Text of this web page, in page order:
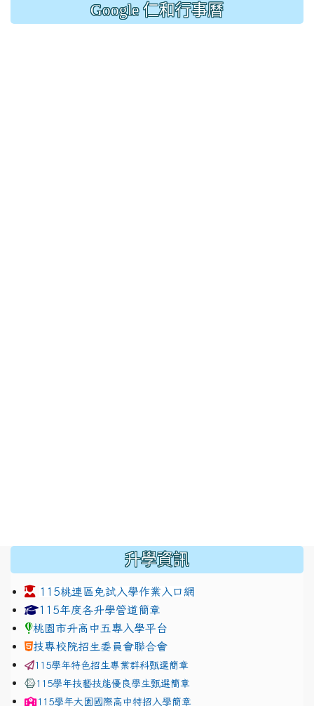
Google 仁和行事曆
升學資訊
115桃連區免試入學作業入口網
link to https://www.jhjhs.tyc.edu.tw/modules/
115年度各升學管道簡章
桃園市升高中五專入學平台
技專校院招生委員會聯合會
115學年特色招生專業群科甄選簡章
115學年技藝技能優良學生甄選簡章
115學年大園國際高中特招入學簡章